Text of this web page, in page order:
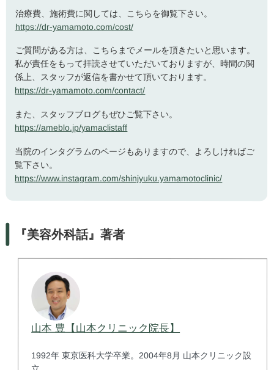
治療費、施術費に関しては、こちらを御覧下さい。
https://dr-yamamoto.com/cost/
ご質問がある方は、こちらまでメールを頂きたいと思います。
私が責任をもって拝読させていただいておりますが、時間の関
係上、スタッフが返信を書かせて頂いております。
https://dr-yamamoto.com/contact/
また、スタッフブログもぜひご覧下さい。
https://ameblo.jp/yamaclistaff
当院のインタグラムのページもありますので、よろしければご
覧下さい。
https://www.instagram.com/shinjyuku.yamamotoclinic/
『美容外科話』著者
山本 豊【山本クリニック院長】
1992年 東京医科大学卒業。2004年8月 山本クリニック設